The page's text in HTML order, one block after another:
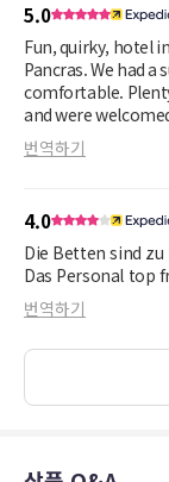
certainly revisit.
5.0
Fun, quirky, hotel
Pancras. We had a
comfortable.
and were
most definitely
번역하기
4.0
Die Betten sind
Das Personal top
번역하기